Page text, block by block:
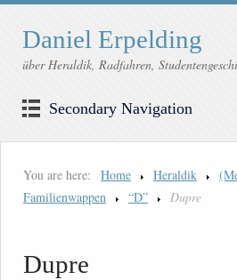
Daniel Erpelding
über Heraldik, Radfahren,
Secondary Navigation
You are here: Home Heraldik
Familienwappen
“D” Dupre
Dupre